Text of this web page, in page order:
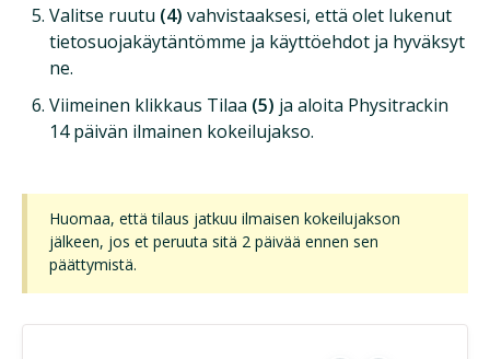
Valitse ruutu (4) vahvistaaksesi, että olet lukenut
tietosuojakäytäntömme ja käyttöehdot ja hyväksyt
ne.
Viimeinen klikkaus Tilaa (5) ja aloita Physitrackin
14 päivän ilmainen kokeilujakso.
Huomaa, että tilaus jatkuu ilmaisen kokeilujakson
jälkeen, jos et peruuta sitä 2 päivää ennen sen
päättymistä.